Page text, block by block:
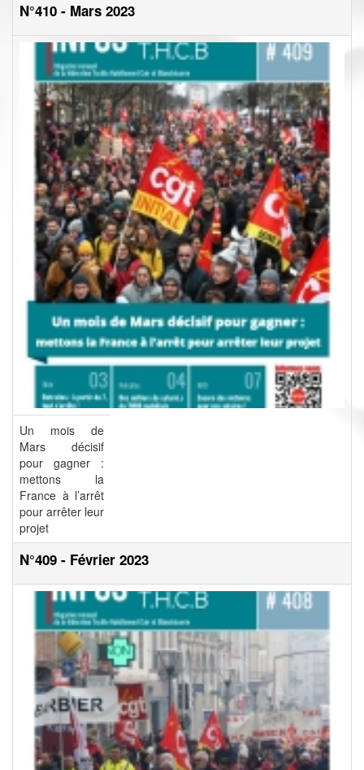
N°410 - Mars 2023
Un mois de
Mars décisif
pour gagner :
mettons la
France à l’arrêt
pour arrêter leur
projet
N°409 - Février 2023